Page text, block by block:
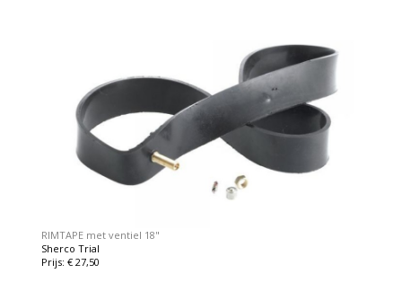
RIMTAPE met ventiel 18"
Sherco Trial
Prijs: € 27,50